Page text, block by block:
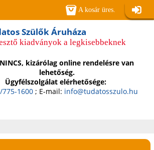
Jump to navigation
Szülők Áruháza
kiadványok a legkisebbeknek
kizárólag online rendelésre van
lehetőség.
Ügyfélszolgálat elérhetősége:
775-1600; E-mail: info@tudatosszulo.hu
A kosár üres.